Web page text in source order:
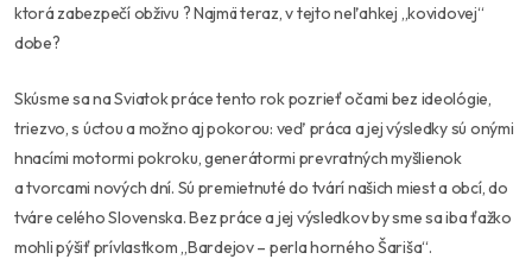
ktorá zabezpečí obživu ? Najmä teraz, v tejto neľahkej „kovidovej“
dobe?
Skúsme sa na Sviatok práce tento rok pozrieť očami bez ideológie,
triezvo, s úctou a možno aj pokorou: veď práca a jej výsledky sú onými
hnacími motormi pokroku, generátormi prevratných myšlienok
a tvorcami nových dní. Sú premietnuté do tvárí našich miest a obcí, do
tváre celého Slovenska. Bez práce a jej výsledkov by sme sa iba ťažko
mohli pýšiť prívlastkom „Bardejov – perla horného Šariša“.